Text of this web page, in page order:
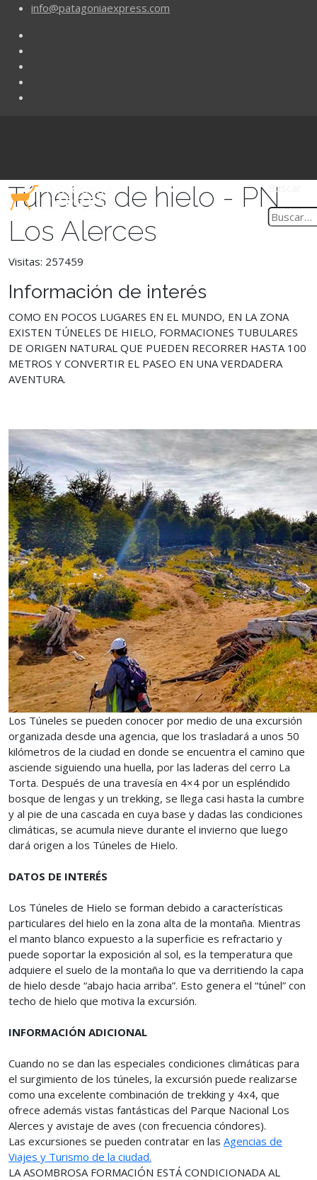
info@patagoniaexpress.com
Buscar
Túneles de hielo - PN
Los Alerces
Visitas: 257459
Información de interés
COMO EN POCOS LUGARES EN EL MUNDO, EN LA ZONA
EXISTEN TÚNELES DE HIELO, FORMACIONES TUBULARES
DE ORIGEN NATURAL QUE PUEDEN RECORRER HASTA 100
METROS Y CONVERTIR EL PASEO EN UNA VERDADERA
AVENTURA.
Los Túneles se pueden conocer por medio de una excursión
organizada desde una agencia, que los trasladará a unos 50
kilómetros de la ciudad en donde se encuentra el camino que
asciende siguiendo una huella, por las laderas del cerro La
Torta. Después de una travesía en 4×4 por un espléndido
bosque de lengas y un trekking, se llega casi hasta la cumbre
y al pie de una cascada en cuya base y dadas las condiciones
climáticas, se acumula nieve durante el invierno que luego
dará origen a los Túneles de Hielo.
DATOS DE INTERÉS
Los Túneles de Hielo se forman debido a características
particulares del hielo en la zona alta de la montaña. Mientras
el manto blanco expuesto a la superficie es refractario y
puede soportar la exposición al sol, es la temperatura que
adquiere el suelo de la montaña lo que va derritiendo la capa
de hielo desde “abajo hacia arriba”. Esto genera el “túnel” con
techo de hielo que motiva la excursión.
INFORMACIÓN ADICIONAL
Cuando no se dan las especiales condiciones climáticas para
el surgimiento de los túneles, la excursión puede realizarse
como una excelente combinación de trekking y 4x4, que
ofrece además vistas fantásticas del Parque Nacional Los
Alerces y avistaje de aves (con frecuencia cóndores).
Las excursiones se pueden contratar en las Agencias de
Viajes y Turismo de la ciudad.
LA ASOMBROSA FORMACIÓN ESTÁ CONDICIONADA AL